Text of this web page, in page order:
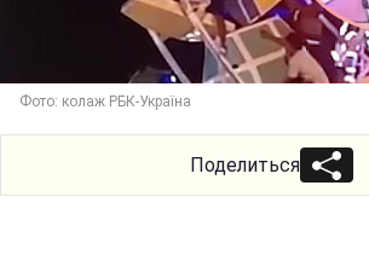
Фото: колаж РБК-Україна
Поделиться